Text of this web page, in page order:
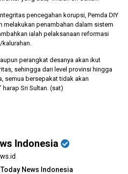
pencegahan korupsi, Pemda DIY
melakukan penambahan dalam sistem
ialah pelaksanaan reformasi
perangkat desanya akan ikut
sehingga dari level provinsi hingga
semua bersepakat tidak akan
Sri Sultan. (sat)
Indonesia
News Indonesia